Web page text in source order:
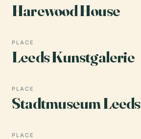
Harewood House
PLACE
Leeds Kunstgalerie
PLACE
Stadtmuseum Leeds
PLACE